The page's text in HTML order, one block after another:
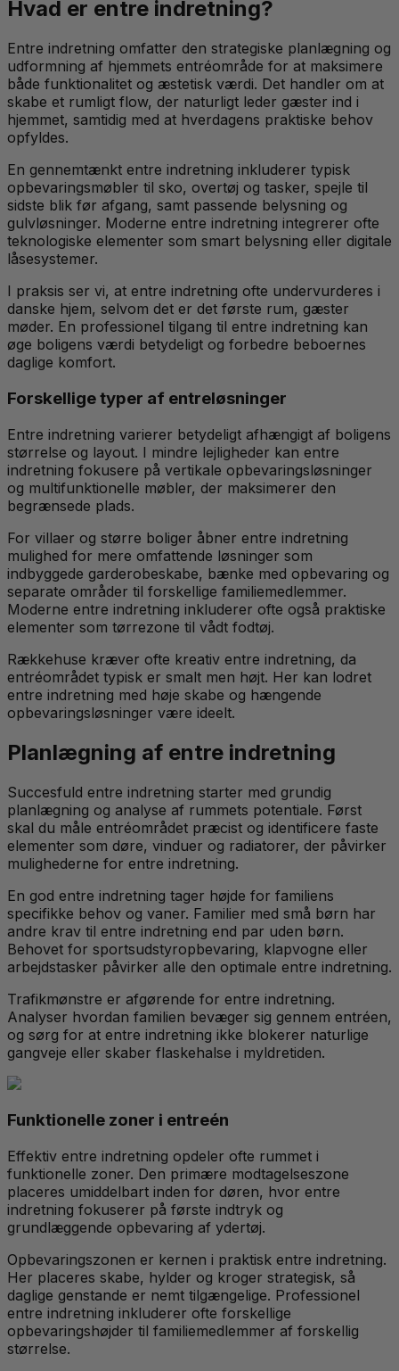
Hvad er entre indretning?
Entre indretning omfatter den strategiske planlægning og
udformning af hjemmets entréområde for at maksimere
både funktionalitet og æstetisk værdi. Det handler om at
skabe et rumligt flow, der naturligt leder gæster ind i
hjemmet, samtidig med at hverdagens praktiske behov
opfyldes.
En gennemtænkt entre indretning inkluderer typisk
opbevaringsmøbler til sko, overtøj og tasker, spejle til
sidste blik før afgang, samt passende belysning og
gulvløsninger. Moderne entre indretning integrerer ofte
teknologiske elementer som smart belysning eller digitale
låsesystemer.
I praksis ser vi, at entre indretning ofte undervurderes i
danske hjem, selvom det er det første rum, gæster
møder. En professionel tilgang til entre indretning kan
øge boligens værdi betydeligt og forbedre beboernes
daglige komfort.
Forskellige typer af entreløsninger
Entre indretning varierer betydeligt afhængigt af boligens
størrelse og layout. I mindre lejligheder kan entre
indretning fokusere på vertikale opbevaringsløsninger
og multifunktionelle møbler, der maksimerer den
begrænsede plads.
For villaer og større boliger åbner entre indretning
mulighed for mere omfattende løsninger som
indbyggede garderobeskabe, bænke med opbevaring og
separate områder til forskellige familiemedlemmer.
Moderne entre indretning inkluderer ofte også praktiske
elementer som tørrezone til vådt fodtøj.
Rækkehuse kræver ofte kreativ entre indretning, da
entréområdet typisk er smalt men højt. Her kan lodret
entre indretning med høje skabe og hængende
opbevaringsløsninger være ideelt.
Planlægning af entre indretning
Succesfuld entre indretning starter med grundig
planlægning og analyse af rummets potentiale. Først
skal du måle entréområdet præcist og identificere faste
elementer som døre, vinduer og radiatorer, der påvirker
mulighederne for entre indretning.
En god entre indretning tager højde for familiens
specifikke behov og vaner. Familier med små børn har
andre krav til entre indretning end par uden børn.
Behovet for sportsudstyropbevaring, klapvogne eller
arbejdstasker påvirker alle den optimale entre indretning.
Trafikmønstre er afgørende for entre indretning.
Analyser hvordan familien bevæger sig gennem entréen,
og sørg for at entre indretning ikke blokerer naturlige
gangveje eller skaber flaskehalse i myldretiden.
Funktionelle zoner i entreén
Effektiv entre indretning opdeler ofte rummet i
funktionelle zoner. Den primære modtagelseszone
placeres umiddelbart inden for døren, hvor entre
indretning fokuserer på første indtryk og
grundlæggende opbevaring af ydertøj.
Opbevaringszonen er kernen i praktisk entre indretning.
Her placeres skabe, hylder og kroger strategisk, så
daglige genstande er nemt tilgængelige. Professionel
entre indretning inkluderer ofte forskellige
opbevaringshøjder til familiemedlemmer af forskellig
størrelse.